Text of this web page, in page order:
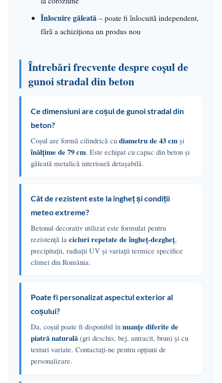
Înlocuire găleată – poate fi înlocuită independent,
fără a achiziționa un produs nou
Întrebări frecvente despre coșul de
gunoi stradal din beton
Ce dimensiuni are coșul de gunoi stradal din
beton?
Coșul are formă cilindrică cudiametru de 43 cm și
înălțime de 79 cm. Este echipat cu capac din beton și
găleată metalică interioară detașabilă.
Cât de rezistent este la îngheț și condiții
meteo extreme?
Betonul decorativ utilizat este formulat pentru
rezistență lacicluri repetate de îngheț-dezgheț,
precipitații, radiații UV și variații termice specifice
climei din România.
Poate fi personalizat aspectul exterior al
coșului?
Da, coșul poate fi disponibil înnuanțe diferite de
piatră naturală (gri deschis, bej, antracit, brun) și cu
texturi variate. Contactați-ne pentru opțiuni de
personalizare.